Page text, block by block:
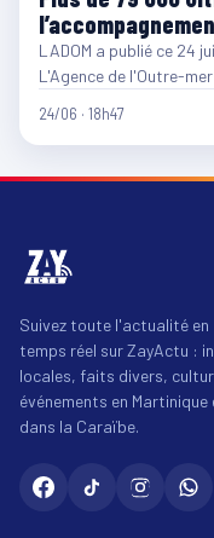
LADOM a publié ce 24
L'Agence de l'Outre-
24/06 · 18h47
Suivez toute l'actualité en
temps réel sur ZayActu :
locales, faits divers,
événements en Martinique
dans la Caraïbe.